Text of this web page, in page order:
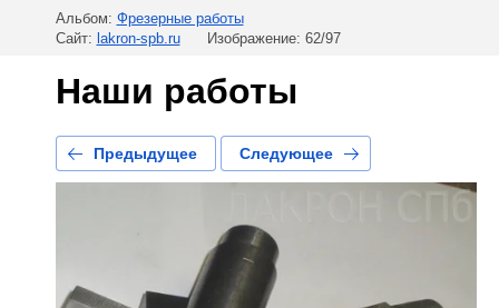
Альбом: Фрезерные работы
Сайт: lakron-spb.ru Изображение: 62/97
Наши работы
Предыдущее Следующее